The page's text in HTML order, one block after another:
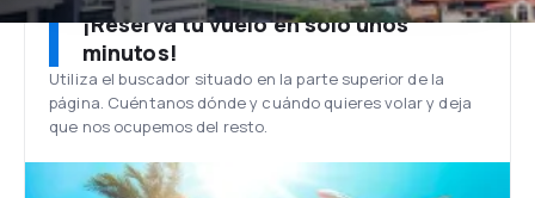
¡Reserva tu vuelo en solo unos
minutos!
Utiliza el buscador situado en la parte superior de la
página. Cuéntanos dónde y cuándo quieres volar y deja
que nos ocupemos del resto.